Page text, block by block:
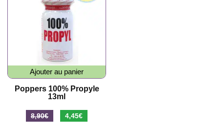
Ajouter au panier
Poppers 100% Propyle
13ml
8,90€
Le4,45€